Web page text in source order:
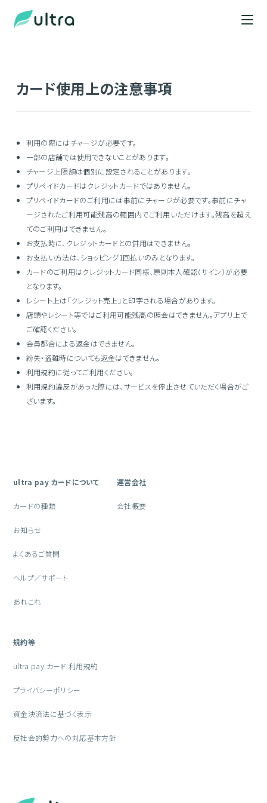
カード使用上の注意事項
利用の際にはチャージが必要です。
一部の店舗では使用できないことがあります。
チャージ上限額は個別に設定されることがあります。
プリペイドカードはクレジットカードではありません。
プリペイドカードのご利用には事前にチャージが必要です。事前にチャ
ージされたご利用可能残高の範囲内でご利用いただけます。残高を超え
てのご利用はできません。
お支払時に、クレジットカードとの併用はできません。
お支払い方法は、ショッピング1回払いのみとなります。
カードのご利用はクレジットカード同様、原則本人確認（サイン）が必要
となります。
レシート上は「クレジット売上」と印字される場合があります。
店頭やレシート等ではご利用可能残高の照会はできません。アプリ上で
ご確認ください。
会員都合による返金はできません。
紛失・盗難時についても返金はできません。
利用規約に従ってご利用ください。
利用規約違反があった際には、サービスを停止させていただく場合がご
ざいます。
ultra pay カードについて
カードの種類
お知らせ
よくあるご質問
ヘルプ／サポート
あれこれ
運営会社
会社概要
規約等
ultra pay カード 利用規約
プライバシーポリシー
資金決済法に基づく表示
反社会的勢力への対応基本方針